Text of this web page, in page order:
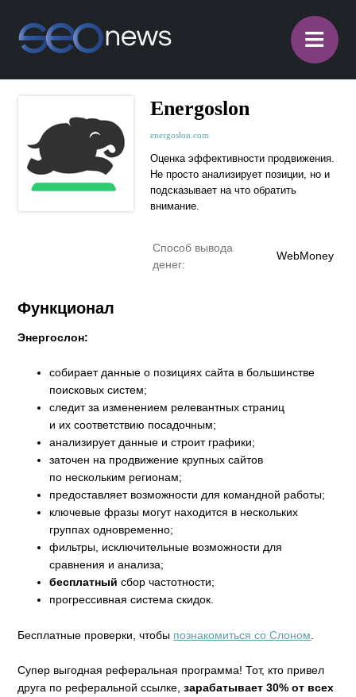
≡
Energoslon
energoslon.com
Оценка эффективности продвижения.
Не просто анализирует позиции, но и
подсказывает на что обратить
внимание.
Способ вывода
денег:
WebMoney
Функционал
Энергослон:
собирает данные о позициях сайта в большинстве
поисковых систем;
следит за изменением релевантных страниц
и их соответствию посадочным;
анализирует данные и строит графики;
заточен на продвижение крупных сайтов
по нескольким регионам;
предоставляет возможности для командной работы;
ключевые фразы могут находится в нескольких
группах одновременно;
фильтры, исключительные возможности для
сравнения и анализа;
бесплатныйсбор частотности;
прогрессивная система скидок.
Бесплатные проверки, чтобы познакомиться со Слоном
Супер выгодная реферальная программа! Тот, кто привел
друга по реферальной ссылке,зарабатывает 30% от всех